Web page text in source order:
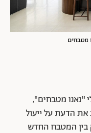
מטבחים
"נאנו מטבחים",
הדעת על ייעול
בין המטבח החדש